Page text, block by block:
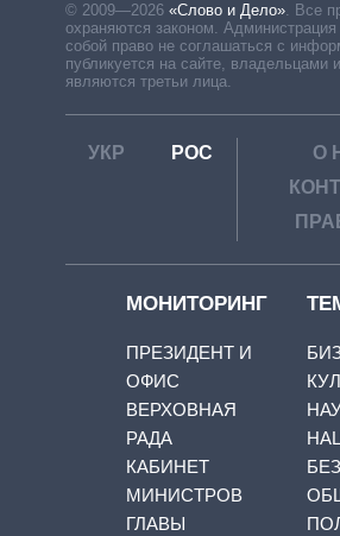
© 2009—2026 «Слово и Дело». Все
охраняются законом. Администрация
собой право не соглашаться с
публикуется на сайте, владельцами
являются третьи лица.
УКР РОС
О
МОНИТОРИНГ
ПРЕЗИДЕНТ И
ОФИС
ВЕРХОВНАЯ
РАДА
КАБИНЕТ
МИНИСТРОВ
ГЛАВЫ